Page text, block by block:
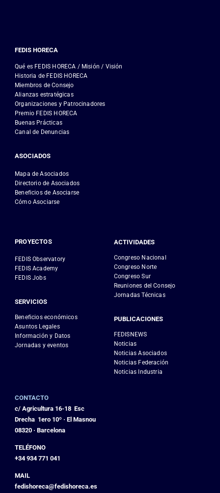
FEDIS HORECA
Qué es FEDIS HORECA / Misión / Visión
Historia de FEDIS HORECA
Miembros de Consejo
Alianzas estratégicas
Organizaciones y Patrocinadores
Premio FEDIS HORECA
Buenas Prácticas
Canal de Denuncias
ASOCIADOS
Mapa de Asociados
Directorio de Asociados
Beneficios de Asociarse
Cómo Asociarse
PROYECTOS
FEDIS Observatory
FEDIS Academy
FEDIS Jobs
SERVICIOS
Beneficios económicos
Asuntos Legales
Información y Datos
Jornadas y eventos
ACTIVIDADES
Congreso Nacional
Congreso Norte
Congreso Sur
Reuniones del Consejo
Jornadas Técnicas
PUBLICACIONES
FEDISNEWS
Noticias
Noticias Asociados
Noticias Federación
Noticias Industria
CONTACTO
c/ Agricultura 16-18 Esc
Drecha 1ero 10º · El Masnou
08320 · Barcelona
TELÉFONO
+34 934 771 041
MAIL
fedishoreca@fedishoreca.es